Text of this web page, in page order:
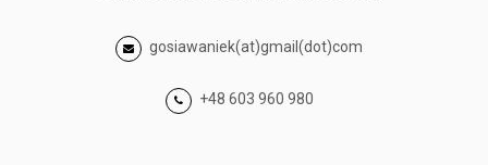
gosiawaniek(at)gmail(dot)com
+48 603 960 980